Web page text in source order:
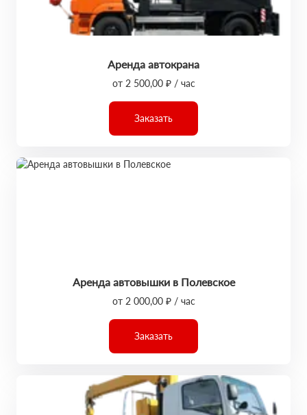
Аренда автокрана
от 2 500,00 ₽ / час
Заказать
Аренда автовышки в Полевское
от 2 000,00 ₽ / час
Заказать